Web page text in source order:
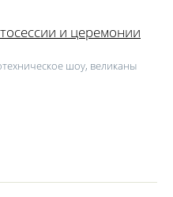
и церемонии
шоу, великаны